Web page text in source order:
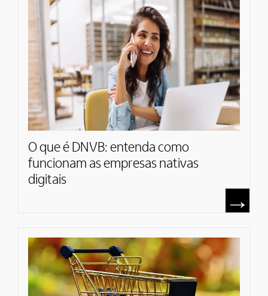
O que é DNVB: entenda como
funcionam as empresas nativas
digitais